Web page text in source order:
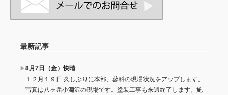
最新記事
8月7日（金）快晴
１２月１９日 久しぶりに本部、蓼科の現場状況をアップします。
写真は八ヶ岳小淵沢の現場です。塗装工事も来週終了します。施